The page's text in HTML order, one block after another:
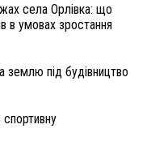
села Орлівка: що
в умовах зростання
землю під будівництво